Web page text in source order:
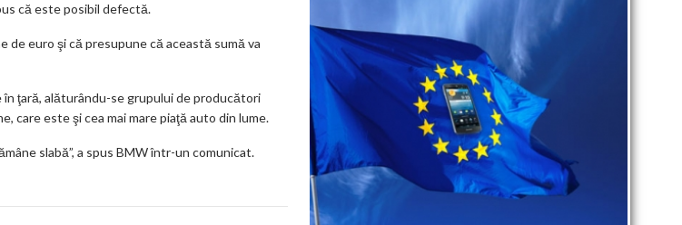
că este posibil defectă.
de euro şi că presupune că această sumă va
în ţară, alăturându-se grupului de producători
care este şi cea mai mare piaţă auto din lume.
slabă”, a spus BMW într-un comunicat.